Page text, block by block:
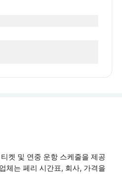
켓 및 연중 운항 스케줄을 제공
체는 페리 시간표, 회사, 가격을